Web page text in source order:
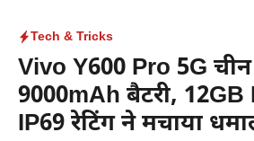
Tech & Tricks
Vivo Y600 Pro 5G
9000mAh बैटरी,
IP69 रेटिंग ने मचाया